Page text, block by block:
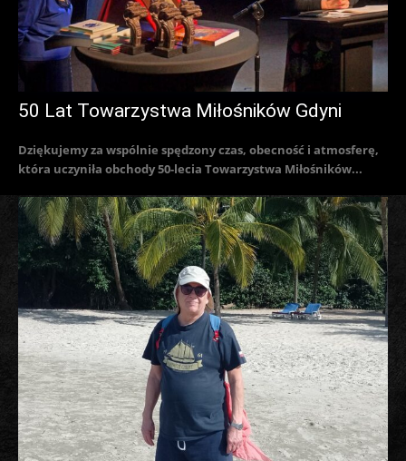
50 Lat Towarzystwa Miłośników Gdyni
Dziękujemy za wspólnie spędzony czas, obecność i atmosferę,
która uczyniła obchody 50-lecia Towarzystwa Miłośników...